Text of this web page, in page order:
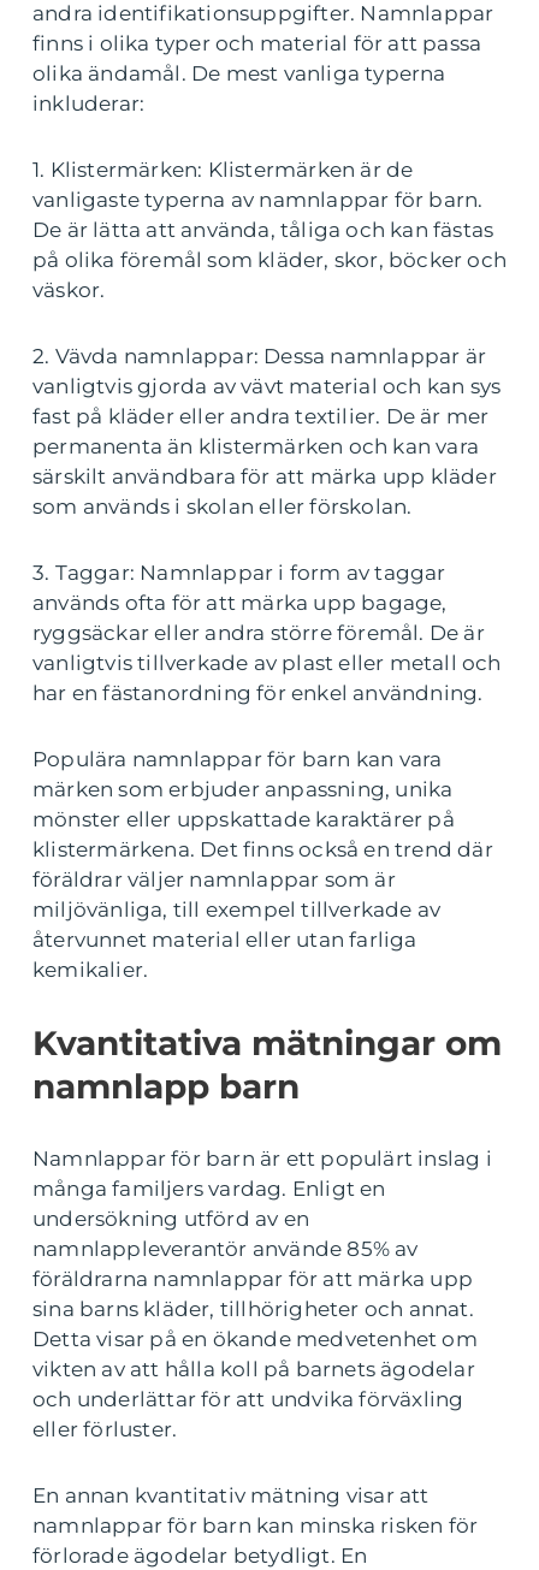
andra identifikationsuppgifter. Namnlappar
finns i olika typer och material för att passa
olika ändamål. De mest vanliga typerna
inkluderar:
1. Klistermärken: Klistermärken är de
vanligaste typerna av namnlappar för barn.
De är lätta att använda, tåliga och kan fästas
på olika föremål som kläder, skor, böcker och
väskor.
2. Vävda namnlappar: Dessa namnlappar är
vanligtvis gjorda av vävt material och kan sys
fast på kläder eller andra textilier. De är mer
permanenta än klistermärken och kan vara
särskilt användbara för att märka upp kläder
som används i skolan eller förskolan.
3. Taggar: Namnlappar i form av taggar
används ofta för att märka upp bagage,
ryggsäckar eller andra större föremål. De är
vanligtvis tillverkade av plast eller metall och
har en fästanordning för enkel användning.
Populära namnlappar för barn kan vara
märken som erbjuder anpassning, unika
mönster eller uppskattade karaktärer på
klistermärkena. Det finns också en trend där
föräldrar väljer namnlappar som är
miljövänliga, till exempel tillverkade av
återvunnet material eller utan farliga
kemikalier.
Kvantitativa mätningar om
namnlapp barn
Namnlappar för barn är ett populärt inslag i
många familjers vardag. Enligt en
undersökning utförd av en
namnlappleverantör använde 85% av
föräldrarna namnlappar för att märka upp
sina barns kläder, tillhörigheter och annat.
Detta visar på en ökande medvetenhet om
vikten av att hålla koll på barnets ägodelar
och underlättar för att undvika förväxling
eller förluster.
En annan kvantitativ mätning visar att
namnlappar för barn kan minska risken för
förlorade ägodelar betydligt. En